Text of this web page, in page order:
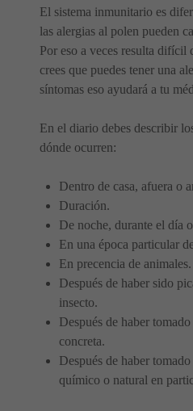
El sistema inmunitario es
las alergias al polen pueden
Por eso a veces resulta difícil
crees que puedes tener una
síntomas eso ayudará a tu
En el diario debes describir
dónde ocurren:
Dentro de casa, afuera o
Duración.
De noche, durante el día
En una época particular
En precencia de animales.
Después de haber sido
insecto.
Después de haber
concreta.
Después de haber
químico o natural en